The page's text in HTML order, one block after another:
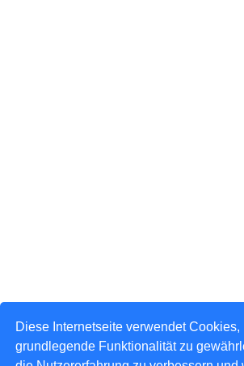
Diese Internetseite verwendet Cookies,
grundlegende Funktionalität zu